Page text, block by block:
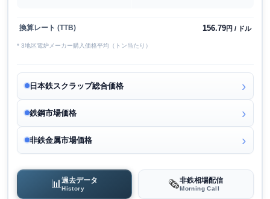
換算レート (TTB) 156.79円 / ドル
* 3地区電炉メーカー購入価格平均（トン当たり）
日本鉄スクラップ総合価格
鉄鋼市場価格
非鉄金属市場価格
📊過去データ
History 🗞️非鉄相場配信
Morning Call